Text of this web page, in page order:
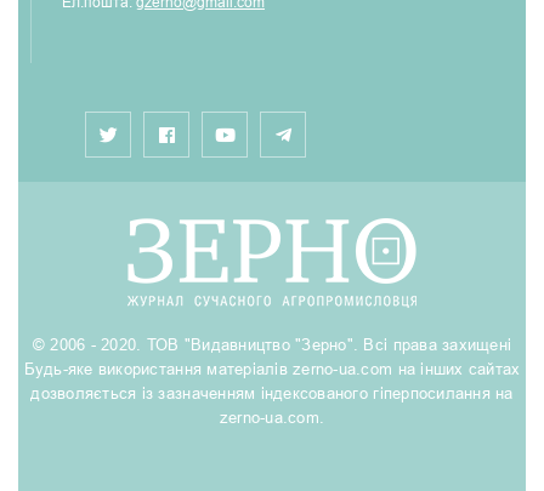
© 2006 - 2020. ТОВ "Видавництво "Зерно". Всі права захищені
Будь-яке використання матеріалів zerno-ua.com на інших сайтах
дозволяється із зазначенням індексованого гіперпосилання на
zerno-ua.com.